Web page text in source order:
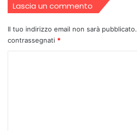
Lascia un commento
Il tuo indirizzo email non sarà pubblicato.
contrassegnati *